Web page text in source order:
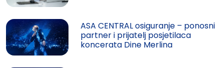
ASA CENTRAL osiguranje – ponosni
partner i prijatelj posjetilaca
koncerata Dine Merlina